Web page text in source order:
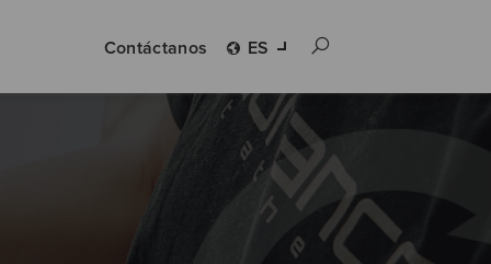
Contáctanos ES